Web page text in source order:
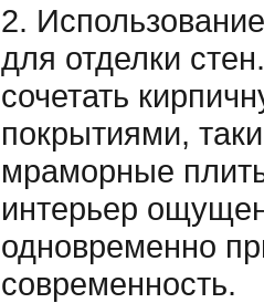
2.
для отделки
сочетать
покрытиями,
мраморные
интерьер
одновременно
современность.